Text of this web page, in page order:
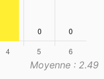
Moyenne : 2.49